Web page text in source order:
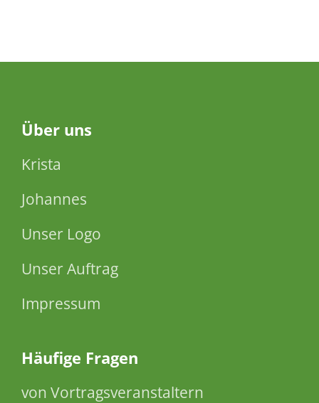
Über uns
Krista
Johannes
Unser Logo
Unser Auftrag
Impressum
Häufige Fragen
von Vortragsveranstaltern